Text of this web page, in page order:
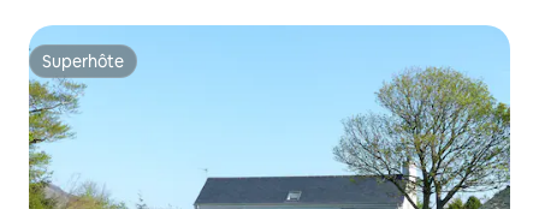
Superhôte
Superhôte